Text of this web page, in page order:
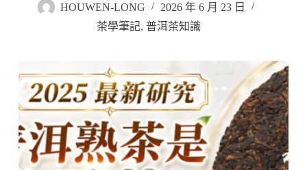
HOUWEN-LONG
2026 年 6 月 23 日
茶學筆記,普洱茶知識